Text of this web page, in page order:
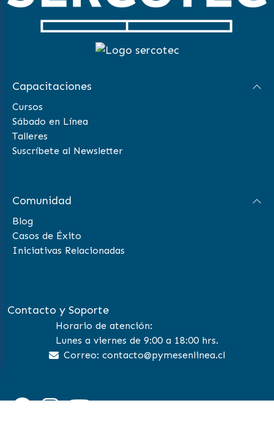
Capacitaciones
Cursos
Sábado en Línea
Talleres
Suscríbete al Newsletter
Comunidad
Blog
Casos de Éxito
Iniciativas Relacionadas
Contacto y Soporte
Horario de atención:
Lunes a viernes de 9:00 a 18:00 hrs.
Correo: contacto@pymesenlinea.cl